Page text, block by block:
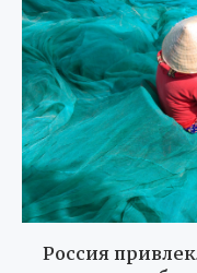
Россия